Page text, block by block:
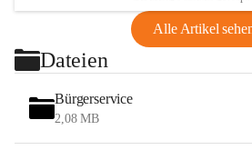
Alle Artikel
Dateien
Bürgerservice
2,08 MB